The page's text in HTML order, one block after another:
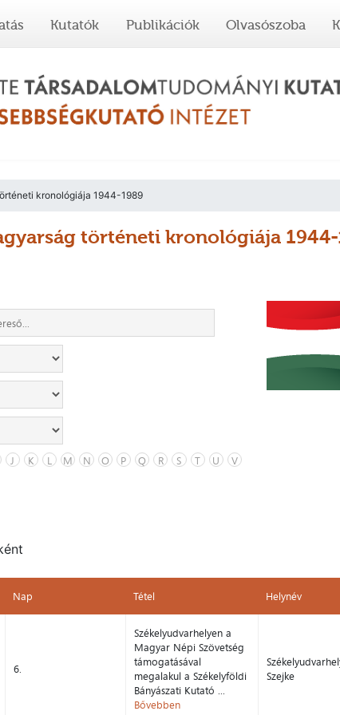
Kutatók Publikációk Olvasószoba
kronológiája 1944-1989
történeti kronológiája
J K L M N O P Q R S T U
V
Nap Tétel Helynév
6.
Székelyudvarhelyen a
Magyar Népi Szövetség
támogatásával
megalakul a Székelyföldi
Bányászati Kutató ...
Bővebben
Szejke